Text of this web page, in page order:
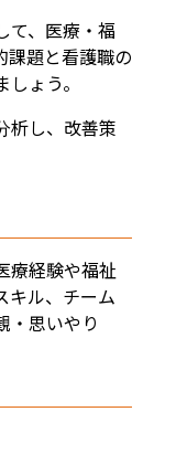
て、医療・福
課題と看護職の
ょう。
析し、改善策
療経験や福祉
キル、チーム
・思いやり